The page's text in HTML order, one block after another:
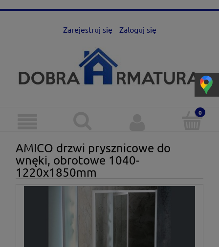
Zarejestruj się Zaloguj się
AMICO drzwi prysznicowe do
wnęki, obrotowe 1040-
1220x1850mm